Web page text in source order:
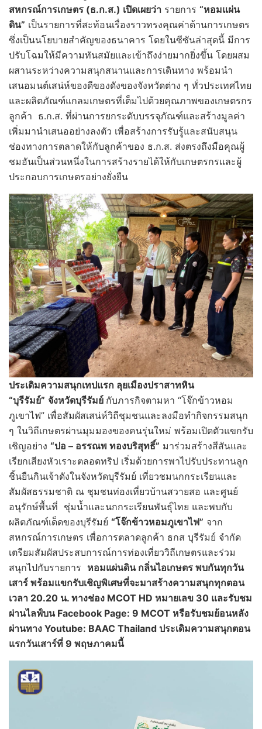
สหกรณ์การเกษตร (ธ.ก.ส.) เปิดเผยว่า รายการ “หอมแผ่น
ดิน” เป็นรายการที่สะท้อนเรื่องราวทรงคุณค่าด้านการเกษตร
ซึ่งเป็นนโยบายสำคัญของธนาคาร โดยในซีซันล่าสุดนี้ มีการ
ปรับโฉมให้มีความทันสมัยและเข้าถึงง่ายมากยิ่งขึ้น โดยผสม
ผสานระหว่างความสนุกสนานและการเดินทาง พร้อมนำ
เสนอมนต์เสน่ห์ของดีของดังของจังหวัดต่าง ๆ ทั่วประเทศไทย
และผลิตภัณฑ์แกลมเกษตรที่เต็มไปด้วยคุณภาพของเกษตรกร
ลูกค้า ธ.ก.ส. ที่ผ่านการยกระดับบรรจุภัณฑ์และสร้างมูลค่า
เพิ่มมานำเสนออย่างลงตัว เพื่อสร้างการรับรู้และสนับสนุน
ช่องทางการตลาดให้กับลูกค้าของ ธ.ก.ส. ส่งตรงถึงมือคุณผู้
ชมอันเป็นส่วนหนึ่งในการสร้างรายได้ให้กับเกษตรกรและผู้
ประกอบการเกษตรอย่างยั่งยืน
ประเดิมความสนุกเทปแรก ลุยเมืองปราสาทหิน
“บุรีรัมย์” จังหวัดบุรีรัมย์ กับภารกิจตามหา “โจ๊กข้าวหอม
ภูเขาไฟ” เพื่อสัมผัสเสน่ห์วิถีชุมชนและลงมือทำกิจกรรมสนุก
ๆ ในวิถีเกษตรผ่านมุมมองของคนรุ่นใหม่ พร้อมเปิดตัวแขกรับ
เชิญอย่าง “ปอ – อรรณพ ทองบริสุทธิ์” มาร่วมสร้างสีสันและ
เรียกเสียงหัวเราะตลอดทริป เริ่มด้วยการพาไปรับประทานลูก
ชิ้นยืนกินเจ้าดังในจังหวัดบุรีรัมย์ เที่ยวชมนกกระเรียนและ
สัมผัสธรรมชาติ ณ ชุมชนท่องเที่ยวบ้านสวายสอ และศูนย์
อนุรักษ์พื้นที่ ชุ่มน้ำและนกกระเรียนพันธุ์ไทย และพบกับ
ผลิตภัณฑ์เด็ดของบุรีรัมย์ “โจ๊กข้าวหอมภูเขาไฟ” จาก
สหกรณ์การเกษตร เพื่อการตลาดลูกค้า ธกส บุรีรัมย์ จำกัด
เตรียมสัมผัสประสบการณ์การท่องเที่ยววิถีเกษตรและร่วม
สนุกไปกับรายการ หอมแผ่นดิน กลิ่นไอเกษตร พบกันทุกวัน
เสาร์ พร้อมแขกรับเชิญพิเศษที่จะมาสร้างความสนุกทุกตอน
เวลา 20.20 น. ทางช่อง MCOT HD หมายเลข 30 และรับชม
ผ่านไลฟ์บน Facebook Page: 9 MCOT หรือรับชมย้อนหลัง
ผ่านทาง Youtube: BAAC Thailand ประเดิมความสนุกตอน
แรกวันเสาร์ที่ 9 พฤษภาคมนี้